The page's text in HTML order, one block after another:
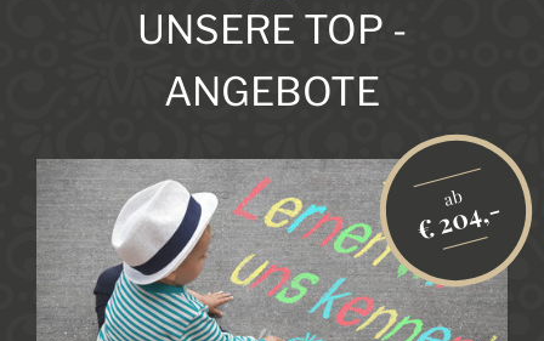
UNSERE TOP -
ANGEBOTE
ab
€ 204,-